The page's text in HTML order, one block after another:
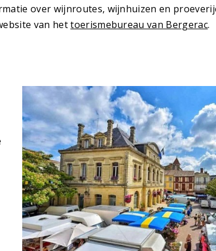
over wijnroutes, wijnhuizen en
van hettoerismebureau van Bergerac.